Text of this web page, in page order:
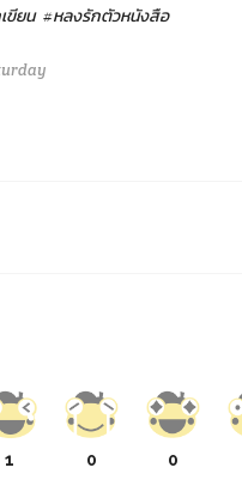
ขียน #หลงรักตัวหนังสือ
1 0 0